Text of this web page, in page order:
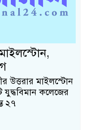
উত্তরার মাইলস্টোন
কলেজের
২৭